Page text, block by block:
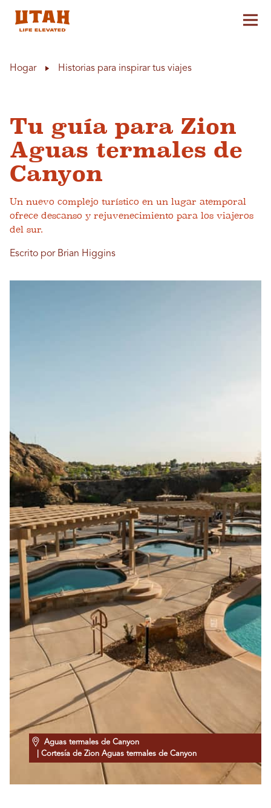
Hogar Historias para inspirar tus viajes
Tu guía para Zion
Aguas termales de
Canyon
Un nuevo complejo turístico en un lugar atemporal
ofrece descanso y rejuvenecimiento para los viajeros
del sur.
Escrito por Brian Higgins
Aguas termales de Canyon
| Cortesía de Zion Aguas termales de Canyon